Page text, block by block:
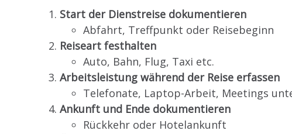
Start der Dienstreise dokumentieren
Abfahrt, Treffpunkt oder Reisebeginn
Reiseart festhalten
Auto, Bahn, Flug, Taxi etc.
Arbeitsleistung während der Reise erfassen
Telefonate, Laptop-Arbeit, Meetings
Ankunft und Ende dokumentieren
Rückkehr oder Hotelankunft